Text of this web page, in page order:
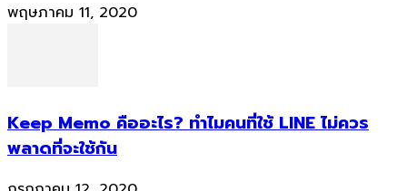
พฤษภาคม 11, 2020
Keep Memo คืออะไร? ทำไมคนที่ใช้ LINE ไม่ควร
พลาดที่จะใช้กัน